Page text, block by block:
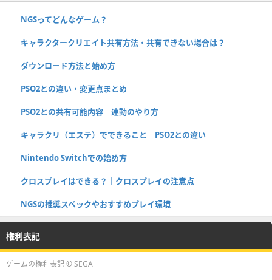
NGSってどんなゲーム？
キャラクタークリエイト共有方法・共有できない場合は？
ダウンロード方法と始め方
PSO2との違い・変更点まとめ
PSO2との共有可能内容｜連動のやり方
キャラクリ（エステ）でできること｜PSO2との違い
Nintendo Switchでの始め方
クロスプレイはできる？｜クロスプレイの注意点
NGSの推奨スペックやおすすめプレイ環境
権利表記
ゲームの権利表記 © SEGA